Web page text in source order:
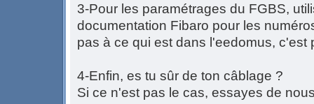
3-Pour les paramétrages du FGBS,
documentation Fibaro pour les
pas à ce qui est dans l'eedomus, c'est
4-Enfin, es tu sûr de ton câblage ?
Si ce n'est pas le cas, essayes de